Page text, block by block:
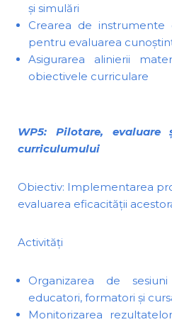
și simulări
Crearea de instrumente
pentru evaluarea
Asigurarea alinierii
obiectivele curriculare
WP5: Pilotare,
curriculumului
Obiectiv: Implementarea
evaluarea eficacității
Activități
Organizarea de
educatori, formatori și
Monitorizarea